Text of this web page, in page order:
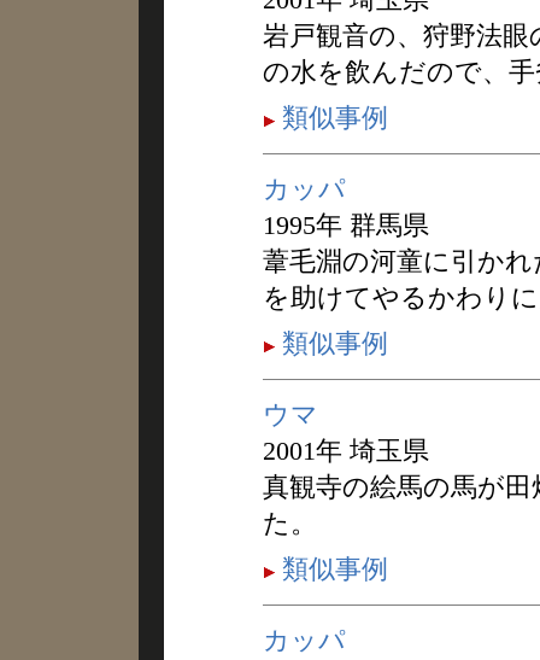
岩戸観音の、狩野法
の水を飲んだので、
類似事例
カッパ
1995年 群馬県
葦毛淵の河童に引か
を助けてやるかわり
類似事例
ウマ
2001年 埼玉県
真観寺の絵馬の馬が
た。
類似事例
カッパ